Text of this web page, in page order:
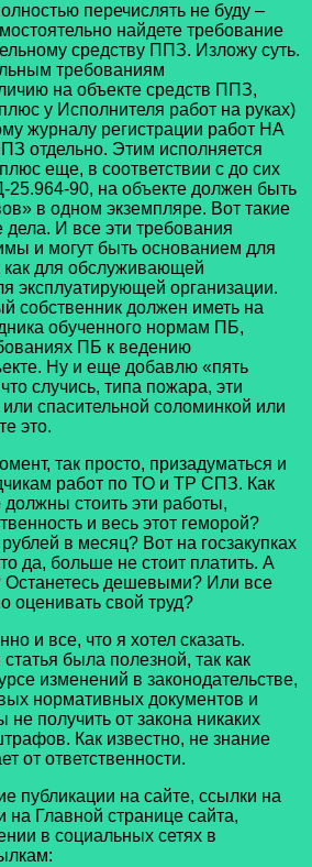
перечислять не буду –
найдете требование
средству ППЗ. Изложу суть.
требованиям
на объекте средств ППЗ,
у Исполнителя работ на руках)
журналу регистрации работ НА
отдельно. Этим исполняется
еще, в соответствии с до сих
90, на объекте должен быть
в одном экземпляре. Вот такие
дела. И все эти требования
и могут быть основанием для
для обслуживающей
эксплуатирующей организации.
собственник должен иметь на
обученного нормам ПБ,
ПБ к ведению
Ну и еще добавлю «пять
случись, типа пожара, эти
спасительной соломинкой или
это.
так просто, призадуматься и
работ по ТО и ТР СПЗ. Как
должны стоить эти работы,
и весь этот геморой?
в месяц? Вот на госзакупках
да, больше не стоит платить. А
Останетесь дешевыми? Или все
оценивать свой труд?
все, что я хотел сказать.
была полезной, так как
изменений в законодательстве,
нормативных документов и
получить от закона никаких
Как известно, не знание
от ответственности.
на сайте, ссылки на
на Главной странице сайта,
в социальных сетях в